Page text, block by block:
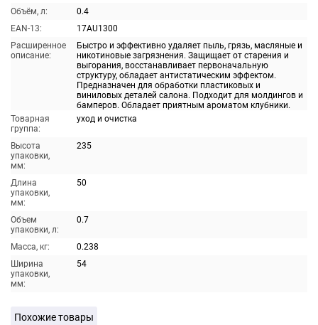
Объём, л:
0.4
EAN-13:
17AU1300
Расширенное
описание:
Быстро и эффективно удаляет пыль, грязь, масляные и
никотиновые загрязнения. Защищает от старения и
выгорания, восстанавливает первоначальную
структуру, обладает антистатическим эффектом.
Предназначен для обработки пластиковых и
виниловых деталей салона. Подходит для молдингов и
бамперов. Обладает приятным ароматом клубники.
Товарная
группа:
уход и очистка
Высота
упаковки,
мм:
235
Длина
упаковки,
мм:
50
Объем
упаковки, л:
0.7
Масса, кг:
0.238
Ширина
упаковки,
мм:
54
Похожие товары